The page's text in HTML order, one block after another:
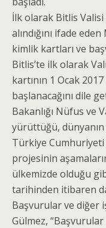
İlk olarak Bitlis Valisi
alındığını ifade
kimlik kartları ve
Bitlis’te ilk olarak
kartının 1 Ocak
başlanacağını dile
Bakanlığı Nüfus ve
yürüttüğü,
Türkiye Cumhuriyeti
projesinin
ülkemizde olduğu
tarihinden itibaren
Başvurular ve diğer
Gülmez,